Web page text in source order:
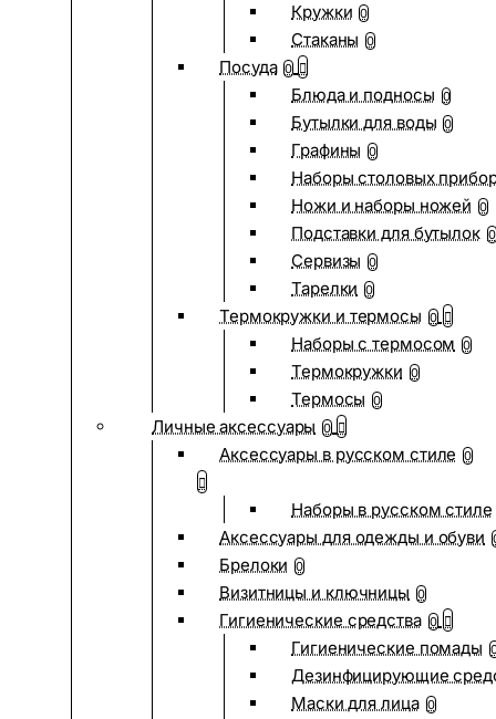
Кружки 0
Стаканы 0
Посуда 0
Блюда и подносы 0
Бутылки для воды 0
Графины 0
Наборы столовых
Ножи и наборы ножей 0
Подставки для бутылок 0
Сервизы 0
Тарелки 0
Термокружки и термосы 0
Наборы с термосом 0
Термокружки 0
Термосы 0
Личные аксессуары 0
Аксессуары в русском стиле 0
Наборы в русском стиле
Аксессуары для одежды и обуви
Брелоки 0
Визитницы и ключницы 0
Гигиенические средства 0
Гигиенические помады
Дезинфицирующие
Маски для лица 0